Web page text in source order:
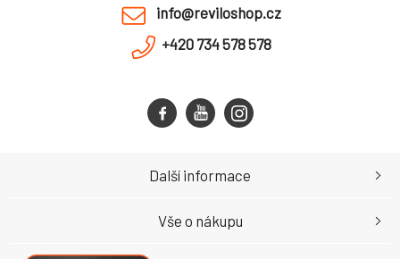
info@reviloshop.cz
+420 734 578 578
Další informace
Vše o nákupu